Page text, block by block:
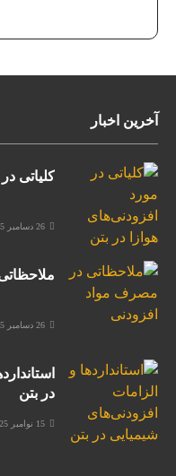
آخرین اخبار
کلیاتی
26 دسامبر 2025
26 دسامبر 2025
در بتن
15 نوامبر 2025